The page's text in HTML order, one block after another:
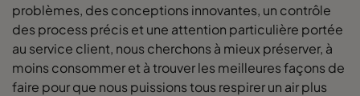
problèmes, des conceptions innovantes, un contrôle
des process précis et une attention particulière portée
au service client, nous cherchons à mieux préserver, à
moins consommer et à trouver les meilleures façons de
faire pour que nous puissions tous respirer un air plus